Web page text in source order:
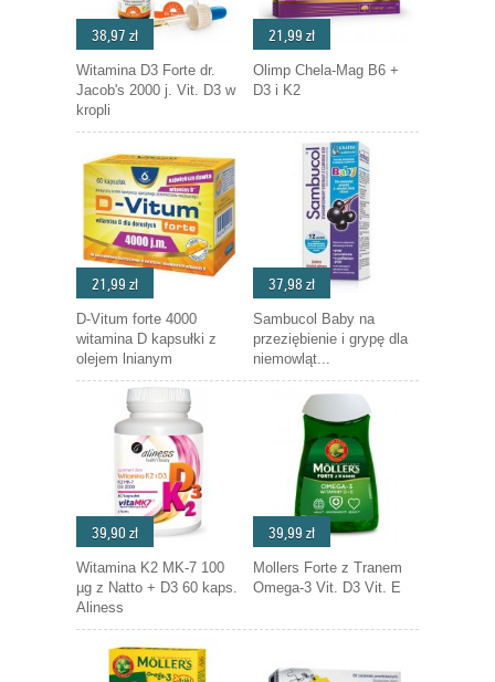
38,97 zł
Witamina D3 Forte dr.
Jacob's 2000 j. Vit. D3 w
kropli
21,99 zł
Olimp Chela-Mag B6 +
D3 i K2
21,99 zł
D-Vitum forte 4000
witamina D kapsułki z
olejem lnianym
37,98 zł
Sambucol Baby na
przeziębienie i grypę dla
niemowląt...
39,90 zł
Witamina K2 MK-7 100
µg z Natto + D3 60 kaps.
Aliness
39,99 zł
Mollers Forte z Tranem
Omega-3 Vit. D3 Vit. E